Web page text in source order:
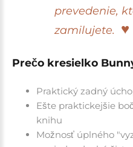
prevedenie,
zamilujete. ♥
Prečo kresielko
Praktický zadný
Ešte praktickejšie
knihu
Možnosť úplného